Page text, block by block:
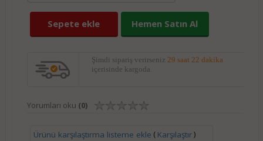
Sepete ekle Hemen Satın Al
Şimdi sipariş verirseniz 29 saat 22 dakika
içerisinde kargoda.
Yorumları oku (0)
Ürünü karşılaştırma listeme ekle ( Karşılaştır)